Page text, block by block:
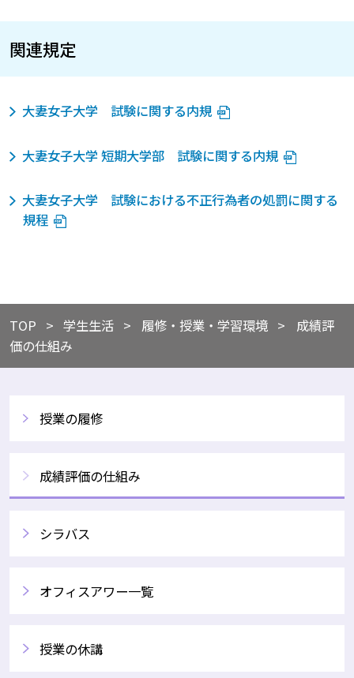
関連規定
大妻女子大学 試験に関する内規
大妻女子大学 短期大学部 試験に関する内規
大妻女子大学 試験における不正行為者の処罰に関する
規程
TOP ​​学生生活 ​履修・授業・学習環境
成績評
価の仕組み
授業の履修
成績評価の仕組み
シラバス
オフィスアワー一覧
授業の休講